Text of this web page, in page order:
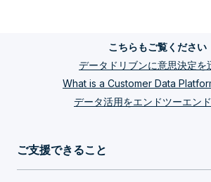
こちらもご覧ください
データドリブンに意思決定を
What is a Customer Data
データ活用をエンドツーエン
ご支援できること